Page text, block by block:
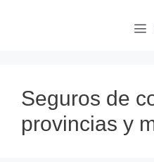
Seguros de
provincias y